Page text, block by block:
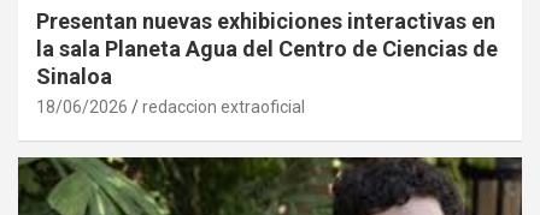
Presentan nuevas exhibiciones interactivas en
la sala Planeta Agua del Centro de Ciencias de
Sinaloa
18/06/2026 redaccion extraoficial